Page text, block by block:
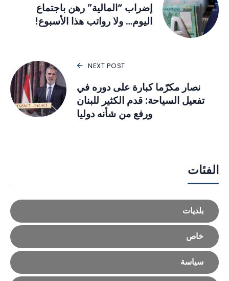
إضراب “المالية” رهن باجتماع
اليوم… ولا رواتب هذا الأسبوع!
NEXT POST
نصار مكرّما كبارة على دوره في
تفعيل السياحة: قدم الكثير للبنان
ورفع من شأنه دوليا
الفئات
بلديات
خاص
سياسة